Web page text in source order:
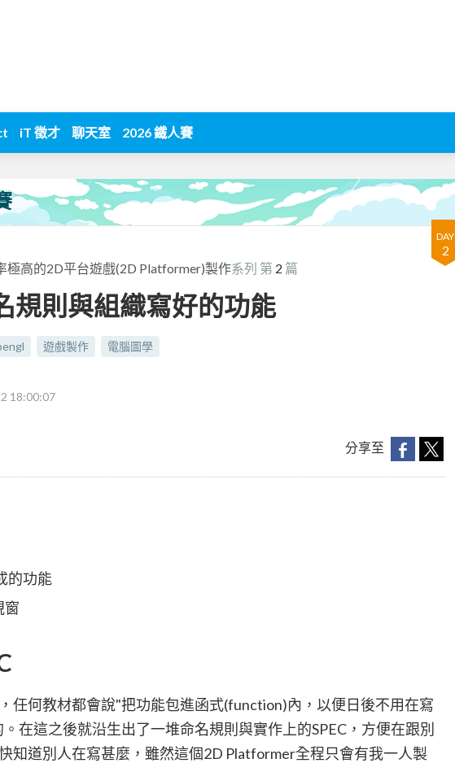
iT 徵才 聊天室 2026 鐵人賽
DAY
2
極高的2D平台遊戲(2D Platformer)製作系列 第 2 篇
規則與組織寫好的功能
遊戲製作 電腦圖學
18:00:07
分享至
的功能
窗
任何教材都會說"把功能包進函式(function)內，以便日後不用在寫
在這之後就沿生出了一堆命名規則與實作上的SPEC，方便在跟別
知道別人在寫甚麼，雖然這個2D Platformer全程只會有我一人製